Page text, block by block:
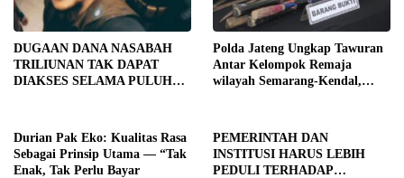
DUGAAN DANA NASABAH
TRILIUNAN TAK DAPAT
DIAKSES SELAMA PULUHAN
PEMERIKSAAN
MENYELURUH
Polda Jateng Ungkap Tawuran
Antar Kelompok Remaja
wilayah Semarang-Kendal,
Durian Pak Eko: Kualitas Rasa
Sebagai Prinsip Utama — “Tak
Enak, Tak Perlu Bayar
PEMERINTAH DAN
INSTITUSI HARUS LEBIH
PEDULI TERHADAP